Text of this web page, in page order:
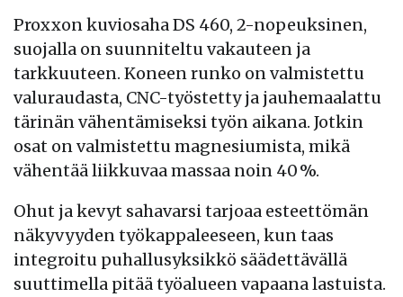
Proxxon kuviosaha DS 460, 2-nopeuksinen,
suojalla on suunniteltu vakauteen ja
tarkkuuteen. Koneen runko on valmistettu
valuraudasta, CNC-työstetty ja jauhemaalattu
tärinän vähentämiseksi työn aikana. Jotkin
osat on valmistettu magnesiumista, mikä
vähentää liikkuvaa massaa noin 40 %.
Ohut ja kevyt sahavarsi tarjoaa esteettömän
näkyvyyden työkappaleeseen, kun taas
integroitu puhallusyksikkö säädettävällä
suuttimella pitää työalueen vapaana lastuista.